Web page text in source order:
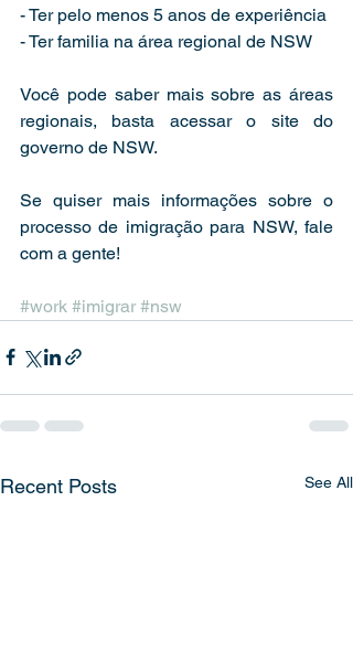
- Ter pelo menos 5 anos de experiência
- Ter familia na área regional de NSW
Você pode saber mais sobre as áreas
regionais, basta acessar o site do
governo de NSW.
Se quiser mais informações sobre o
processo de imigração para NSW, fale
com a gente!
#work #imigrar #nsw
Recent Posts See All